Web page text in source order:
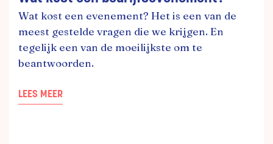
Wat kost een evenement? Het is een van de
meest gestelde vragen die we krijgen. En
tegelijk een van de moeilijkste om te
beantwoorden.
LEES MEER